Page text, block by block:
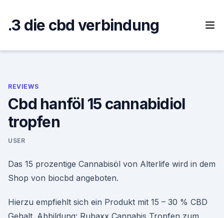
content
.3 die cbd verbindung
REVIEWS
Cbd hanföl 15 cannabidiol
tropfen
USER
Das 15 prozentige Cannabisöl von Alterlife wird in dem
Shop von biocbd angeboten.
Hierzu empfiehlt sich ein Produkt mit 15 – 30 % CBD
Gehalt. Abbildung: Rubaxx Cannabis Tropfen zum